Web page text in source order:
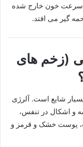
سرعت خون خارج شده
گیر می افتد.
(زخم های
شایع است. آلرژی
و اشکال در تنفس،
پوست خشک و قرمز و